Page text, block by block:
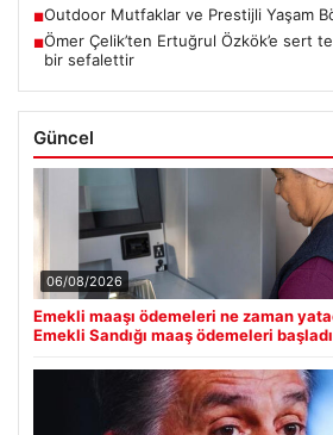
■Outdoor Mutfaklar ve Prestijli Yaşam
■Ömer Çelik’ten Ertuğrul Özkök’e sert
bir sefalettir
Güncel
06/08/2026
Emekli maaşı ödemeleri ne zaman
Emekli Sandığı maaş ödemeleri başladı